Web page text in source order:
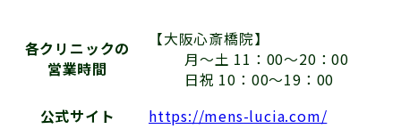
各クリニックの
営業時間
【大阪心斎橋院】
月～土 11：00～20：00
日祝 10：00～19：00
公式サイト
https://mens-lucia.com/